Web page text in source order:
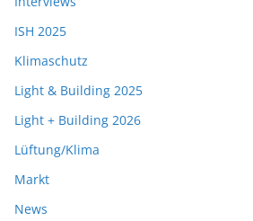
ISH 2025
Klimaschutz
Light & Building 2025
Light + Building 2026
Lüftung/Klima
Markt
News